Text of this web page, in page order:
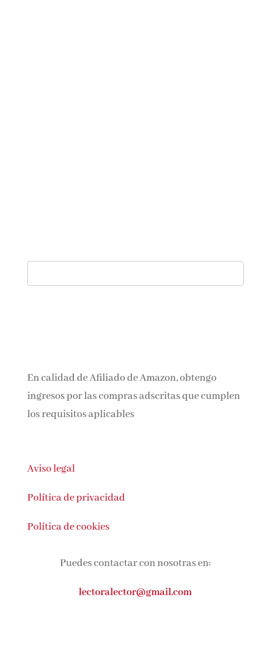
En calidad de Afiliado de Amazon, obtengo
ingresos por las compras adscritas que cumplen
los requisitos aplicables
Aviso legal
Política de privacidad
Política de cookies
Puedes contactar con nosotras en:
lectoralector@gmail.com